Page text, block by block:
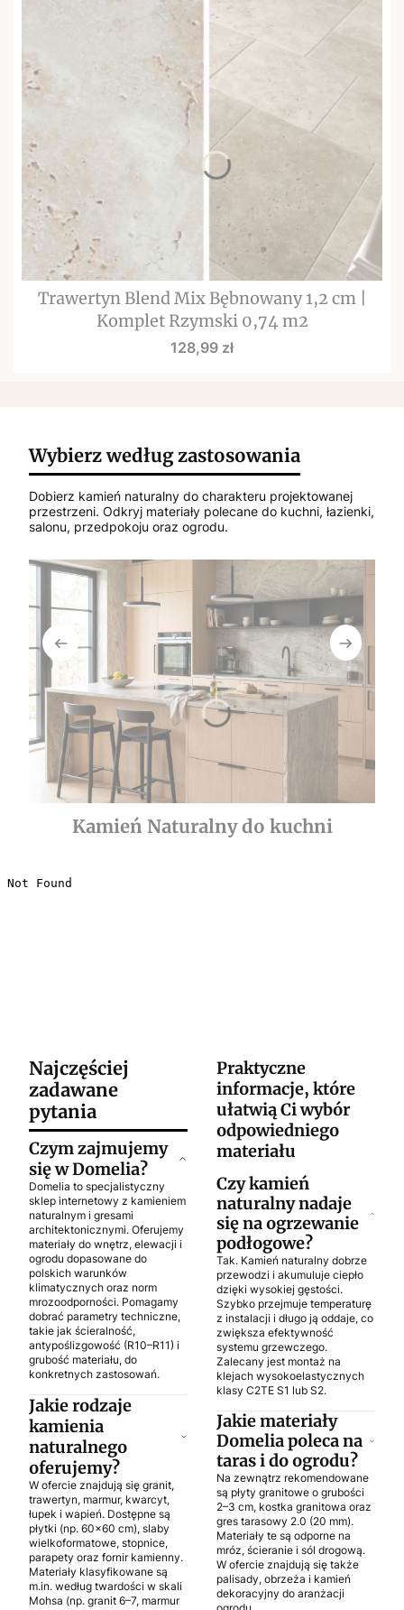
Trawertyn Blend Mix Bębnowany 1,2 cm |
Komplet Rzymski 0,74 m2
Cena
128,99 zł
Wybierz według zastosowania
Dobierz kamień naturalny do charakteru projektowanej
przestrzeni. Odkryj materiały polecane do kuchni, łazienki,
salonu, przedpokoju oraz ogrodu.
Kamień Naturalny do kuchni
Najczęściej
zadawane
pytania
Czym zajmujemy
się w Domelia?
Domelia to specjalistyczny
sklep internetowy z kamieniem
naturalnym i gresami
architektonicznymi. Oferujemy
materiały do wnętrz, elewacji i
ogrodu dopasowane do
polskich warunków
klimatycznych oraz norm
mrozoodporności. Pomagamy
dobrać parametry techniczne,
takie jak ścieralność,
antypoślizgowość (R10–R11) i
grubość materiału, do
konkretnych zastosowań.
Jakie rodzaje
kamienia
naturalnego
oferujemy?
W ofercie znajdują się granit,
trawertyn, marmur, kwarcyt,
łupek i wapień. Dostępne są
płytki (np. 60x60 cm), slaby
wielkoformatowe, stopnice,
parapety oraz fornir kamienny.
Materiały klasyfikowane są
m.in. według twardości w skali
Mohsa (np. granit 6–7, marmur
Praktyczne
informacje, które
ułatwią Ci wybór
odpowiedniego
materiału
Czy kamień
naturalny nadaje
się na ogrzewanie
podłogowe?
Tak. Kamień naturalny dobrze
przewodzi i akumuluje ciepło
dzięki wysokiej gęstości.
Szybko przejmuje temperaturę
z instalacji i długo ją oddaje, co
zwiększa efektywność
systemu grzewczego.
Zalecany jest montaż na
klejach wysokoelastycznych
klasy C2TE S1 lub S2.
Jakie materiały
Domelia poleca na
taras i do ogrodu?
Na zewnątrz rekomendowane
są płyty granitowe o grubości
2–3 cm, kostka granitowa oraz
gres tarasowy 2.0 (20 mm).
Materiały te są odporne na
mróz, ścieranie i sól drogową.
W ofercie znajdują się także
palisady, obrzeża i kamień
dekoracyjny do aranżacji